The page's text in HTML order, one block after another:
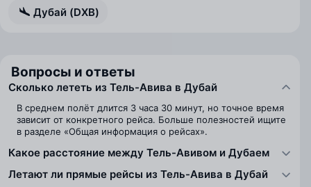
Дубай (DXB)
Вопросы и ответы
Сколько лететь из Тель-Авива в Дубай
В среднем полёт длится 3 часа 30 минут, но точное время
зависит от конкретного рейса. Больше полезностей ищите
в разделе «Общая информация о рейсах».
Какое расстояние между Тель-Авивом и Дубаем
Летают ли прямые рейсы из Тель-Авива в Дубай